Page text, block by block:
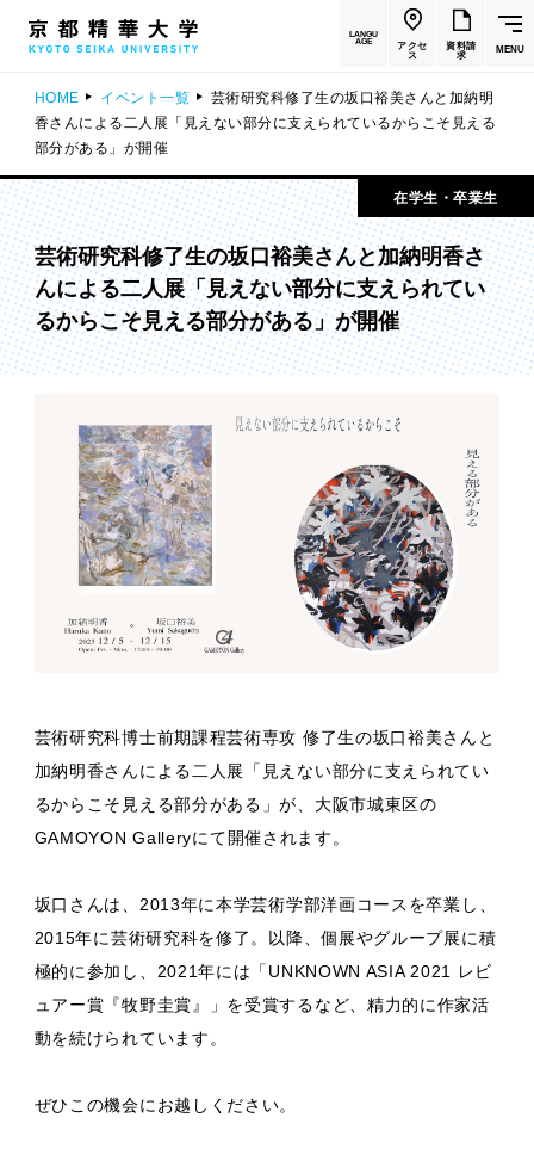
LANGU
AGE
アクセ
ス
資料請
求
MENU
HOME イベント一覧
芸術研究科修了生の坂口裕美さんと加納明
香さんによる二人展「見えない部分に支えられているからこそ見える
部分がある」が開催
在学生・卒業生
芸術研究科修了生の坂口裕美さんと加納明香さ
んによる二人展「見えない部分に支えられてい
るからこそ見える部分がある」が開催
芸術研究科博士前期課程芸術専攻 修了生の坂口裕美さんと
加納明香さんによる二人展「見えない部分に支えられてい
るからこそ見える部分がある」が、大阪市城東区の
GAMOYON Galleryにて開催されます。
坂口さんは、2013年に本学芸術学部洋画コースを卒業し、
2015年に芸術研究科を修了。以降、個展やグループ展に積
極的に参加し、2021年には「UNKNOWN ASIA 2021 レビ
ュアー賞『牧野圭賞』」を受賞するなど、精力的に作家活
動を続けられています。
ぜひこの機会にお越しください。